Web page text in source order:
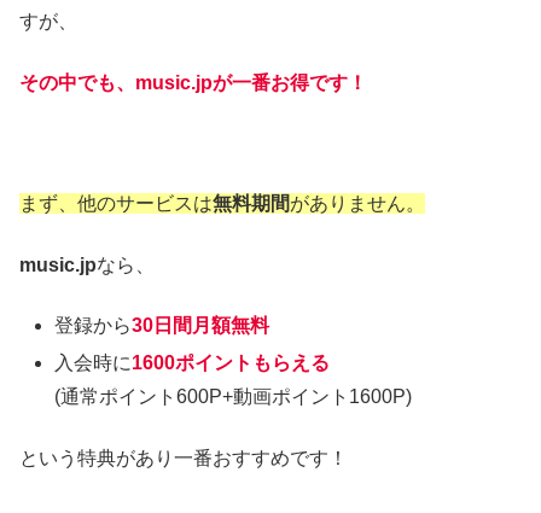
すが、
その中でも、music.jpが一番お得です！
まず、他のサービスは無料期間がありません。
music.jpなら、
登録から30日間月額無料
入会時に1600ポイントもらえる
(通常ポイント600P+動画ポイント1600P)
という特典があり一番おすすめです！